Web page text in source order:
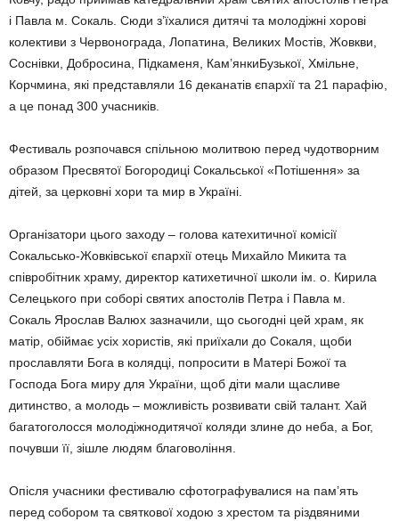
і Павла м. Сокаль. Сюди з’їхалися дитячі та молодіжні хорові
колективи з Червонограда, Лопатина, Великих Мостів, Жовкви,
Соснівки, Добросина, Підкаменя, Кам’янкиБузької, Хмільне,
Корчмина, які представляли 16 деканатів єпархії та 21 парафію,
а це понад 300 учасників.
Фестиваль розпочався спільною молитвою перед чудотворним
образом Пресвятої Богородиці Сокальської «Потішення» за
дітей, за церковні хори та мир в Україні.
Організатори цього заходу – голова катехитичної комісії
Сокальсько-Жовківської єпархії отець Михайло Микита та
співробітник храму, директор катихетичної школи ім. о. Кирила
Селецького при соборі святих апостолів Петра і Павла м.
Сокаль Ярослав Валюх зазначили, що сьогодні цей храм, як
матір, обіймає усіх хористів, які приїхали до Сокаля, щоби
прославляти Бога в колядці, попросити в Матері Божої та
Господа Бога миру для України, щоб діти мали щасливе
дитинство, а молодь – можливість розвивати свій талант. Хай
багатоголосся молодіжнодитячої коляди злине до неба, а Бог,
почувши її, зішле людям благовоління.
Опісля учасники фестивалю сфотографувалися на пам’ять
перед собором та святкової ходою з хрестом та різдвяними